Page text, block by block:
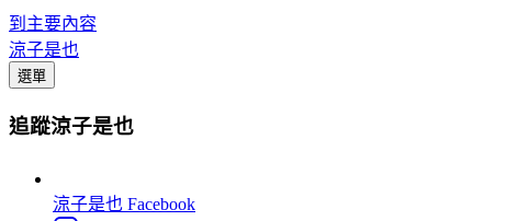
到主要內容
涼子是也
選單
追蹤涼子是也
涼子是也 Facebook